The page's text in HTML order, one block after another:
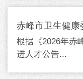
赤峰市卫生健康
根据《2026年赤
进人才公告...